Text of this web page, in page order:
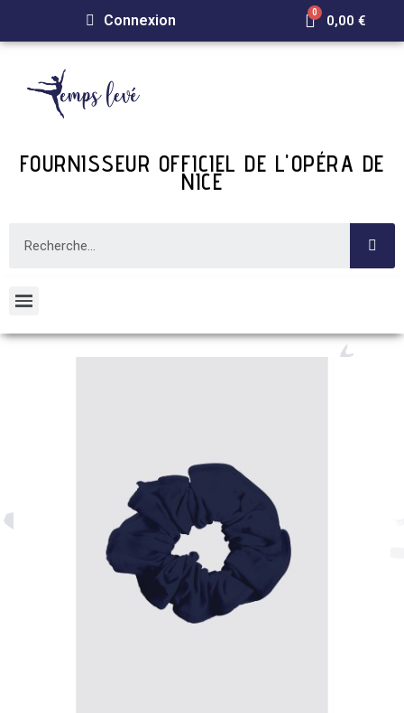
Connexion 0,00 €
FOURNISSEUR OFFICIEL DE L'OPÉRA DE
NICE